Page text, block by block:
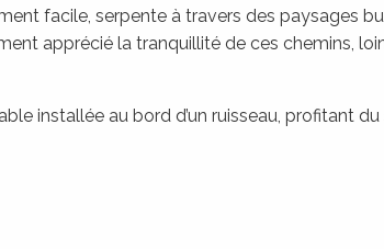
facile, serpente à travers des paysages
apprécié la tranquillité de ces chemins,
installée au bord d’un ruisseau, profitant